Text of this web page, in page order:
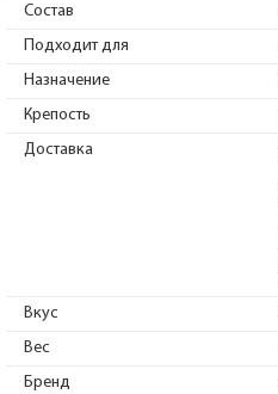
Состав
Подходит для
Назначение
Крепость
Доставка
Вкус
Вес
Бренд